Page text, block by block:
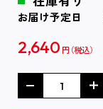
お届け予定日
2,640 円